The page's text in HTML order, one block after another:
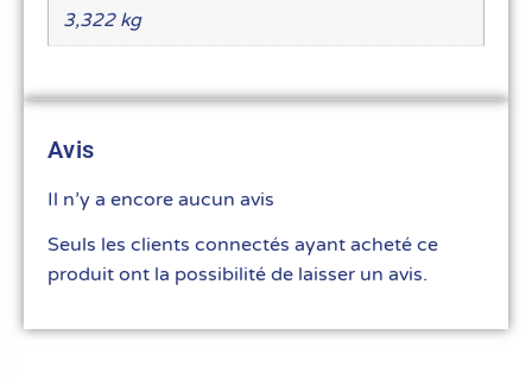
3,322 kg
Avis
Il n’y a encore aucun avis
Seuls les clients connectés ayant acheté ce
produit ont la possibilité de laisser un avis.